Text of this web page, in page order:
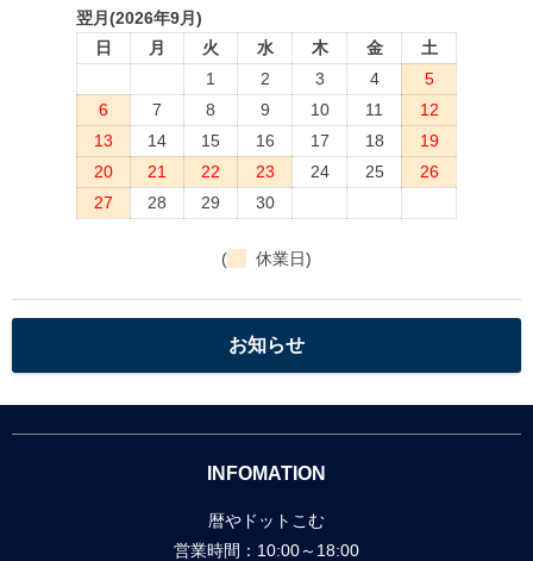
翌月(2026年9月)
日
月 火 水 木 金
土
1
2 3 4
5
6
7 8 9 10 11
12
13
14 15 16 17 18
19
20
21 22 23 24 25
26
27
28 29 30
( 休業日)
お知らせ
INFOMATION
暦やドットこむ
営業時間：10:00～18:00